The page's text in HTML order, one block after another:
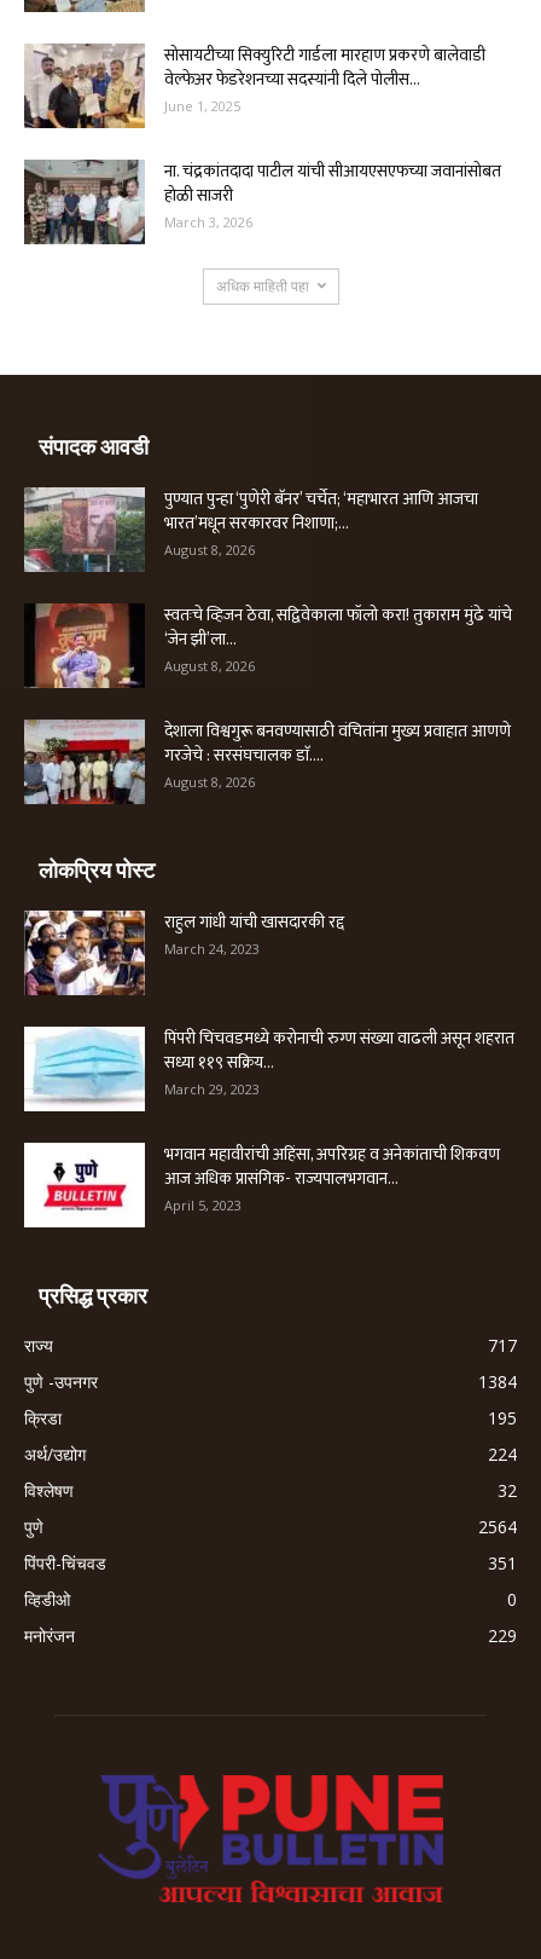
सोसायटीच्या सिक्युरिटी गार्डला मारहाण प्रकरणे बालेवाडी
वेल्फेअर फेडरेशनच्या सदस्यांनी दिले पोलीस...
June 1, 2025
ना. चंद्रकांतदादा पाटील यांची सीआयएसएफच्या जवानांसोबत
होळी साजरी
March 3, 2026
अधिक माहिती पहा
संपादक आवडी
पुण्यात पुन्हा ‘पुणेरी बॅनर’ चर्चेत; ‘महाभारत आणि आजचा
भारत’मधून सरकारवर निशाणा;...
August 8, 2026
स्वतःचे व्हिजन ठेवा, सद्विवेकाला फॉलो करा! तुकाराम मुंढे यांचे
‘जेन झी’ला...
August 8, 2026
देशाला विश्वगुरू बनवण्यासाठी वंचितांना मुख्य प्रवाहात आणणे
गरजेचे : सरसंघचालक डाॅ....
August 8, 2026
लोकप्रिय पोस्ट
राहुल गांधी यांची खासदारकी रद्द
March 24, 2023
पिंपरी चिंचवडमध्ये करोनाची रुग्ण संख्या वाढली असून शहरात
सध्या ११९ सक्रिय...
March 29, 2023
भगवान महावीरांची अहिंसा, अपरिग्रह व अनेकांताची शिकवण
आज अधिक प्रासंगिक- राज्यपालभगवान...
April 5, 2023
प्रसिद्ध प्रकार
राज्य
717
पुणे -उपनगर
1384
क्रिडा
195
अर्थ/उद्योग
224
विश्लेषण
32
पुणे
2564
पिंपरी-चिंचवड
351
व्हिडीओ
0
मनोरंजन
229